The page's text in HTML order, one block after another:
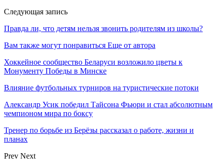
Следующая запись
Правда ли, что детям нельзя звонить родителям из школы?
Вам также могут понравиться Еще от автора
Хоккейное сообщество Беларуси возложило цветы к
Монументу Победы в Минске
Влияние футбольных турниров на туристические потоки
Александр Усик победил Тайсона Фьюри и стал абсолютным
чемпионом мира по боксу
Тренер по борьбе из Берёзы рассказал о работе, жизни и
планах
Prev Next